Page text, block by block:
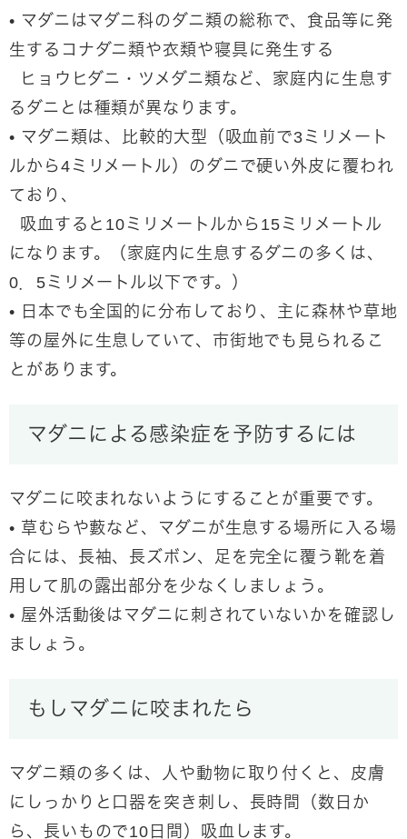
• マダニはマダニ科のダニ類の総称で、食品等に発
生するコナダニ類や衣類や寝具に発生する
ヒョウヒダニ・ツメダニ類など、家庭内に生息す
るダニとは種類が異なります。
• マダニ類は、比較的大型（吸血前で3ミリメート
ルから4ミリメートル）のダニで硬い外皮に覆われ
ており、
吸血すると10ミリメートルから15ミリメートル
になります。（家庭内に生息するダニの多くは、
0．5ミリメートル以下です。）
• 日本でも全国的に分布しており、主に森林や草地
等の屋外に生息していて、市街地でも見られるこ
とがあります。
マダニによる感染症を予防するには
マダニに咬まれないようにすることが重要です。
• 草むらや藪など、マダニが生息する場所に入る場
合には、長袖、長ズボン、足を完全に覆う靴を着
用して肌の露出部分を少なくしましょう。
• 屋外活動後はマダニに刺されていないかを確認し
ましょう。
もしマダニに咬まれたら
マダニ類の多くは、人や動物に取り付くと、皮膚
にしっかりと口器を突き刺し、長時間（数日か
ら、長いもので10日間）吸血します。